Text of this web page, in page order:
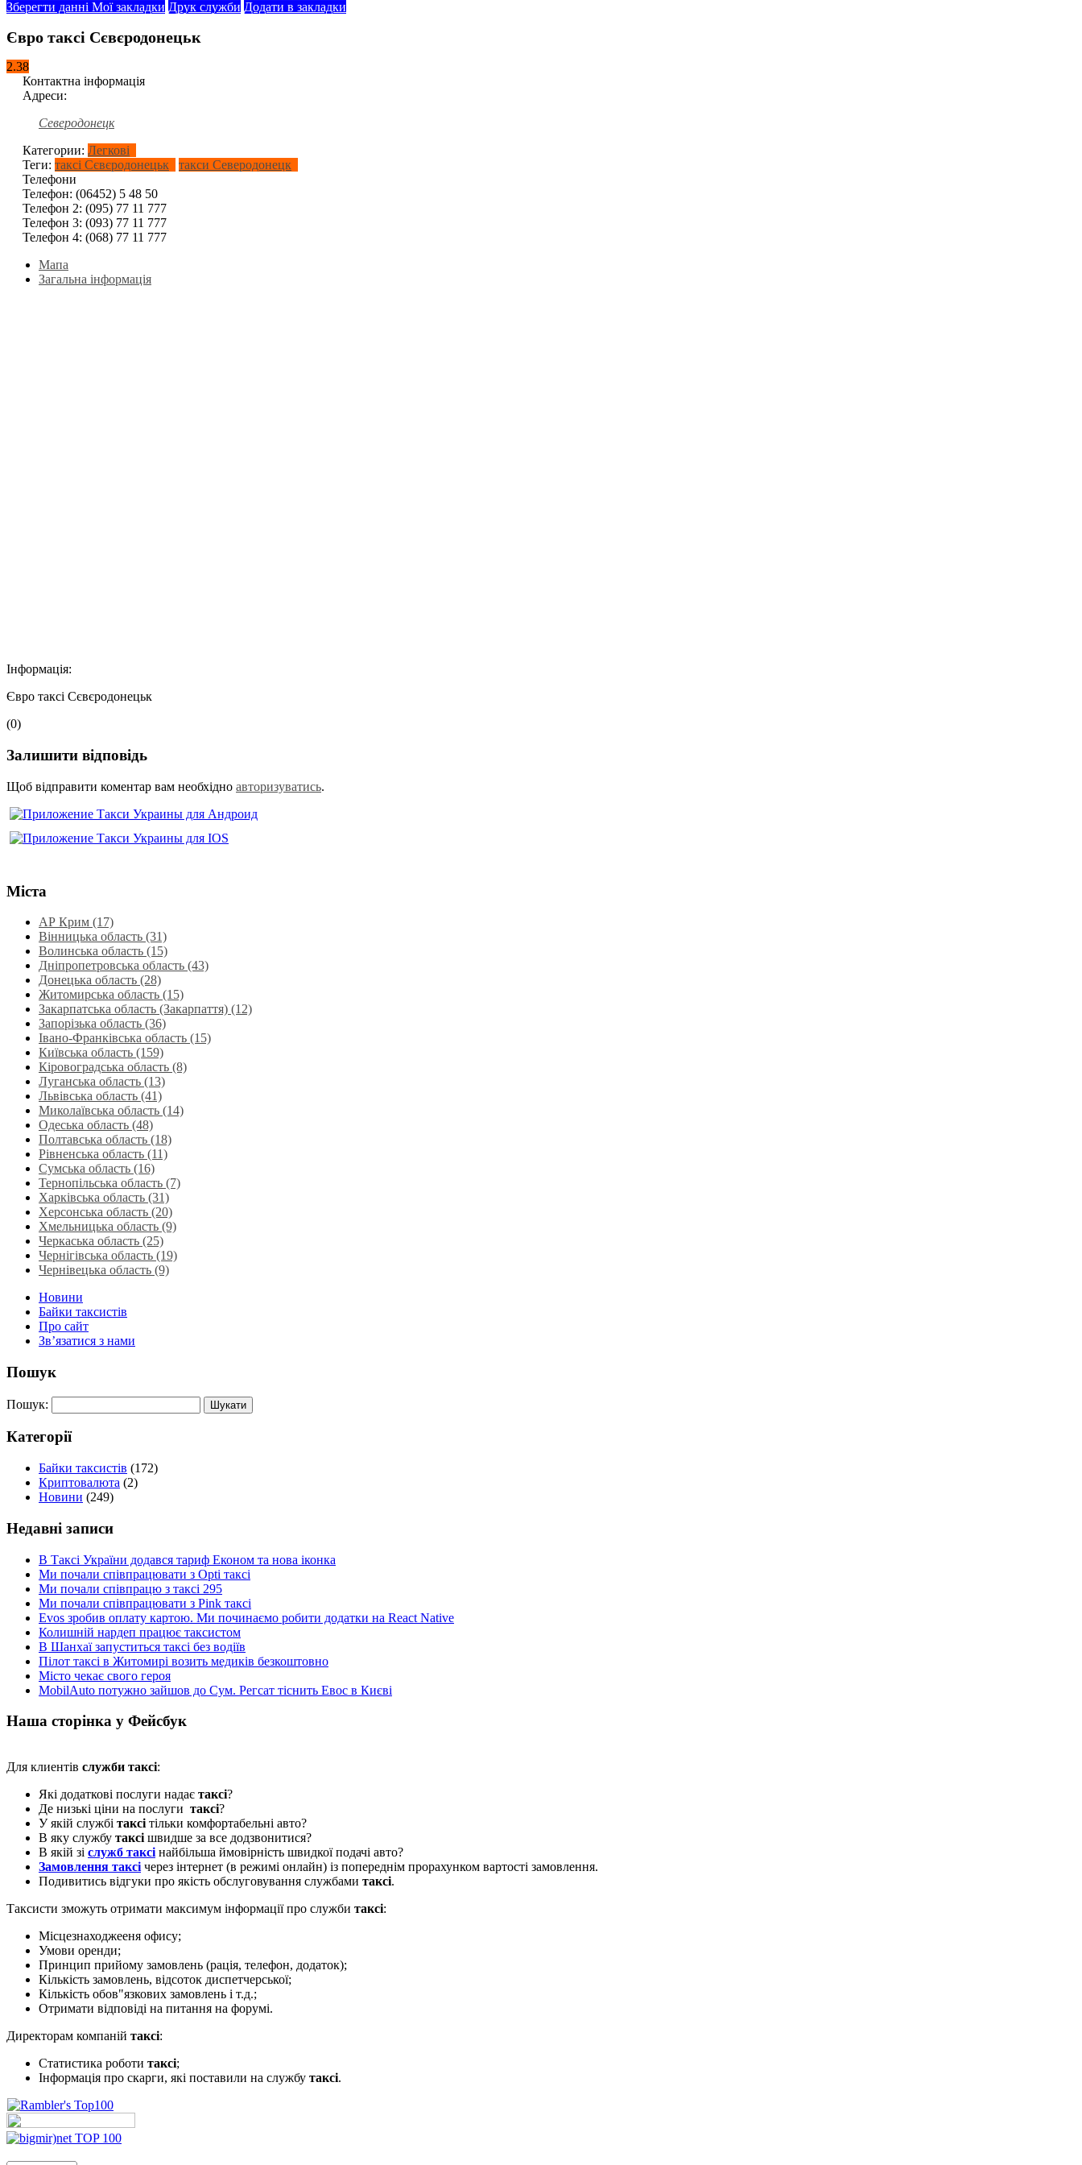
Зберегти данні Мої закладки Друк служби Додати в закладки
Євро таксі Сєвєродонецьк
2.38
Контактна інформація
Адреси:
Северодонецк
Категории: Легкові
Теги: таксі Сєвєродонецьк
такси Северодонецк
Телефони
Телефон: (06452) 5 48 50
Телефон 2: (095) 77 11 777
Телефон 3: (093) 77 11 777
Телефон 4: (068) 77 11 777
Мапа
Загальна інформація
Інформація:
Євро таксі Сєвєродонецьк
(0)
Залишити відповідь
Щоб відправити коментар вам необхідно авторизуватись.
Міста
АР Крим (17)
Вінницька область (31)
Волинська область‎ (15)
Дніпропетровська область‎ (43)
Донецька область (28)
Житомирська область (15)
Закарпатська область (Закарпаття) (12)
Запорізька область (36)
Івано-Франківська область (15)
Київська область (159)
Кіровоградська область (8)
Луганська область‎ (13)
Львівська область‎ (41)
Миколаївська область‎ (14)
Одеська область‎ (48)
Полтавська область (18)
Рівненська область‎ (11)
Сумська область‎ (16)
Тернопільська область‎ (7)
Харківська область‎ (31)
Херсонська область‎ (20)
Хмельницька область‎ (9)
Черкаська область‎ (25)
Чернігівська область (19)
Чернівецька область (9)
Новини
Байки таксистів
Про сайт
Зв’язатися з нами
Пошук
Пошук:
Категорії
Байки таксистів (172)
Криптовалюта (2)
Новини (249)
Недавні записи
В Таксі України додався тариф Економ та нова іконка
Ми почали співпрацювати з Opti таксі
Ми почали співпрацю з таксі 295
Ми почали співпрацювати з Pink таксі
Evos зробив оплату картою. Ми починаємо робити додатки на React Native
Колишній нардеп працює таксистом
В Шанхаї запуститься таксі без водіїв
Пілот таксі в Житомирі возить медиків безкоштовно
Місто чекає свого героя
MobilAuto потужно зайшов до Сум. Регсат тіснить Евос в Києві
Наша сторінка у Фейсбук
Для клиентів служби таксі:
Які додаткові послуги надає таксі?
Де низькі ціни на послуги таксі?
У якій службі таксі тільки комфортабельні авто?
В яку службу таксі швидше за все додзвонитися?
В якій зі служб таксі найбільша ймовірність швидкої подачі авто?
Замовлення таксі через інтернет (в режимі онлайн) із попереднім прорахунком вартості замовлення.
Подивитись відгуки про якість обслуговування службами таксі.
Таксисти зможуть отримати максимум інформації про служби таксі:
Місцезнаходжееня офису;
Умови оренди;
Принцип прийому замовлень (рація, телефон, додаток);
Кількість замовлень, відсоток диспетчерської;
Кількість обов"язкових замовлень і т.д.;
Отримати відповіді на питання на форумі.
Директорам компаній таксі:
Статистика роботи таксі;
Інформація про скарги, які поставили на службу таксі.